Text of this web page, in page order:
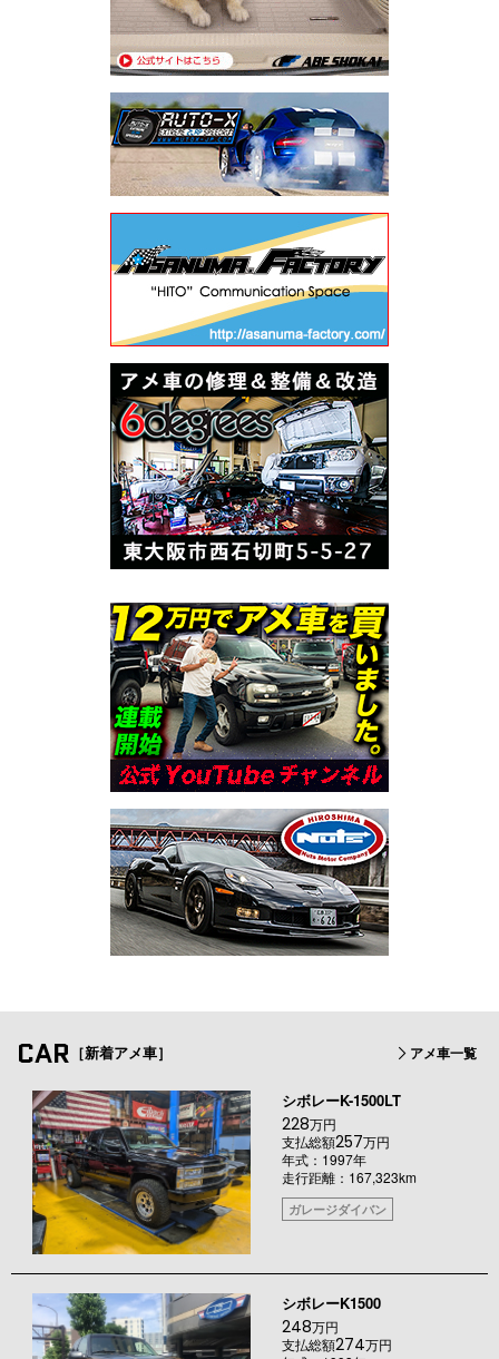
CAR ［新着アメ車］ アメ車一覧
シボレーK-1500LT
228万円
支払総額257万円
年式：1997年
走行距離：167,323km
ガレージダイバン
シボレーK1500
248万円
支払総額274万円